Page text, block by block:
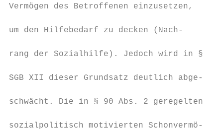
Vermögen des Betroffenen einzusetzen,
um den Hilfebedarf zu decken (Nach-
rang der Sozialhilfe). Jedoch wird in § 90
SGB XII dieser Grundsatz deutlich abge-
schwächt. Die in § 90 Abs. 2 geregelten,
sozialpolitisch motivierten Schonvermö-